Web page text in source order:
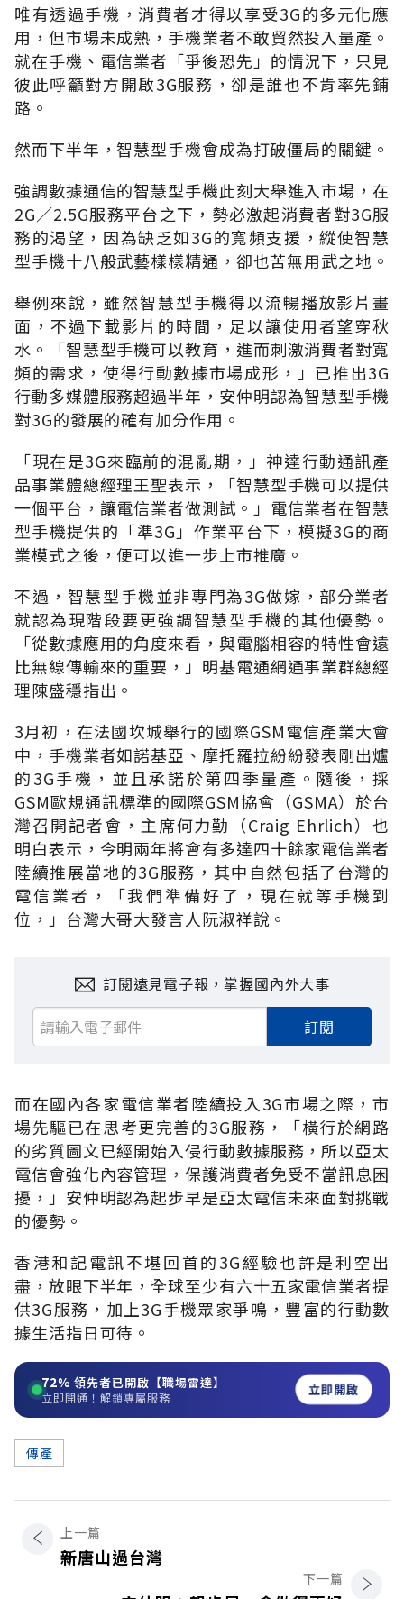
唯有透過手機，消費者才得以享受3G的多元化應
用，但市場未成熟，手機業者不敢貿然投入量產。
就在手機、電信業者「爭後恐先」的情況下，只見
彼此呼籲對方開啟3G服務，卻是誰也不肯率先鋪
路。
然而下半年，智慧型手機會成為打破僵局的關鍵。
強調數據通信的智慧型手機此刻大舉進入市場，在
2G／2.5G服務平台之下，勢必激起消費者對3G服
務的渴望，因為缺乏如3G的寬頻支援，縱使智慧
型手機十八般武藝樣樣精通，卻也苦無用武之地。
舉例來說，雖然智慧型手機得以流暢播放影片畫
面，不過下載影片的時間，足以讓使用者望穿秋
水。「智慧型手機可以教育，進而刺激消費者對寬
頻的需求，使得行動數據市場成形，」已推出3G
行動多媒體服務超過半年，安仲明認為智慧型手機
對3G的發展的確有加分作用。
「現在是3G來臨前的混亂期，」神達行動通訊產
品事業體總經理王聖表示，「智慧型手機可以提供
一個平台，讓電信業者做測試。」電信業者在智慧
型手機提供的「準3G」作業平台下，模擬3G的商
業模式之後，便可以進一步上市推廣。
不過，智慧型手機並非專門為3G做嫁，部分業者
就認為現階段要更強調智慧型手機的其他優勢。
「從數據應用的角度來看，與電腦相容的特性會遠
比無線傳輸來的重要，」明基電通網通事業群總經
理陳盛穩指出。
3月初，在法國坎城舉行的國際GSM電信產業大會
中，手機業者如諾基亞、摩托羅拉紛紛發表剛出爐
的3G手機，並且承諾於第四季量產。隨後，採
GSM歐規通訊標準的國際GSM協會（GSMA）於台
灣召開記者會，主席何力勤（Craig Ehrlich）也
明白表示，今明兩年將會有多達四十餘家電信業者
陸續推展當地的3G服務，其中自然包括了台灣的
電信業者，「我們準備好了，現在就等手機到
位，」台灣大哥大發言人阮淑祥說。
訂閱遠見電子報，掌握國內外大事
訂閱
而在國內各家電信業者陸續投入3G市場之際，市
場先驅已在思考更完善的3G服務，「橫行於網路
的劣質圖文已經開始入侵行動數據服務，所以亞太
電信會強化內容管理，保護消費者免受不當訊息困
擾，」安仲明認為起步早是亞太電信未來面對挑戰
的優勢。
香港和記電訊不堪回首的3G經驗也許是利空出
盡，放眼下半年，全球至少有六十五家電信業者提
供3G服務，加上3G手機眾家爭鳴，豐富的行動數
據生活指日可待。
72% 領先者已開啟【職場雷達】
立即開通！解鎖專屬服務 立即開啟
傳產
上一篇
新唐山過台灣
下一篇